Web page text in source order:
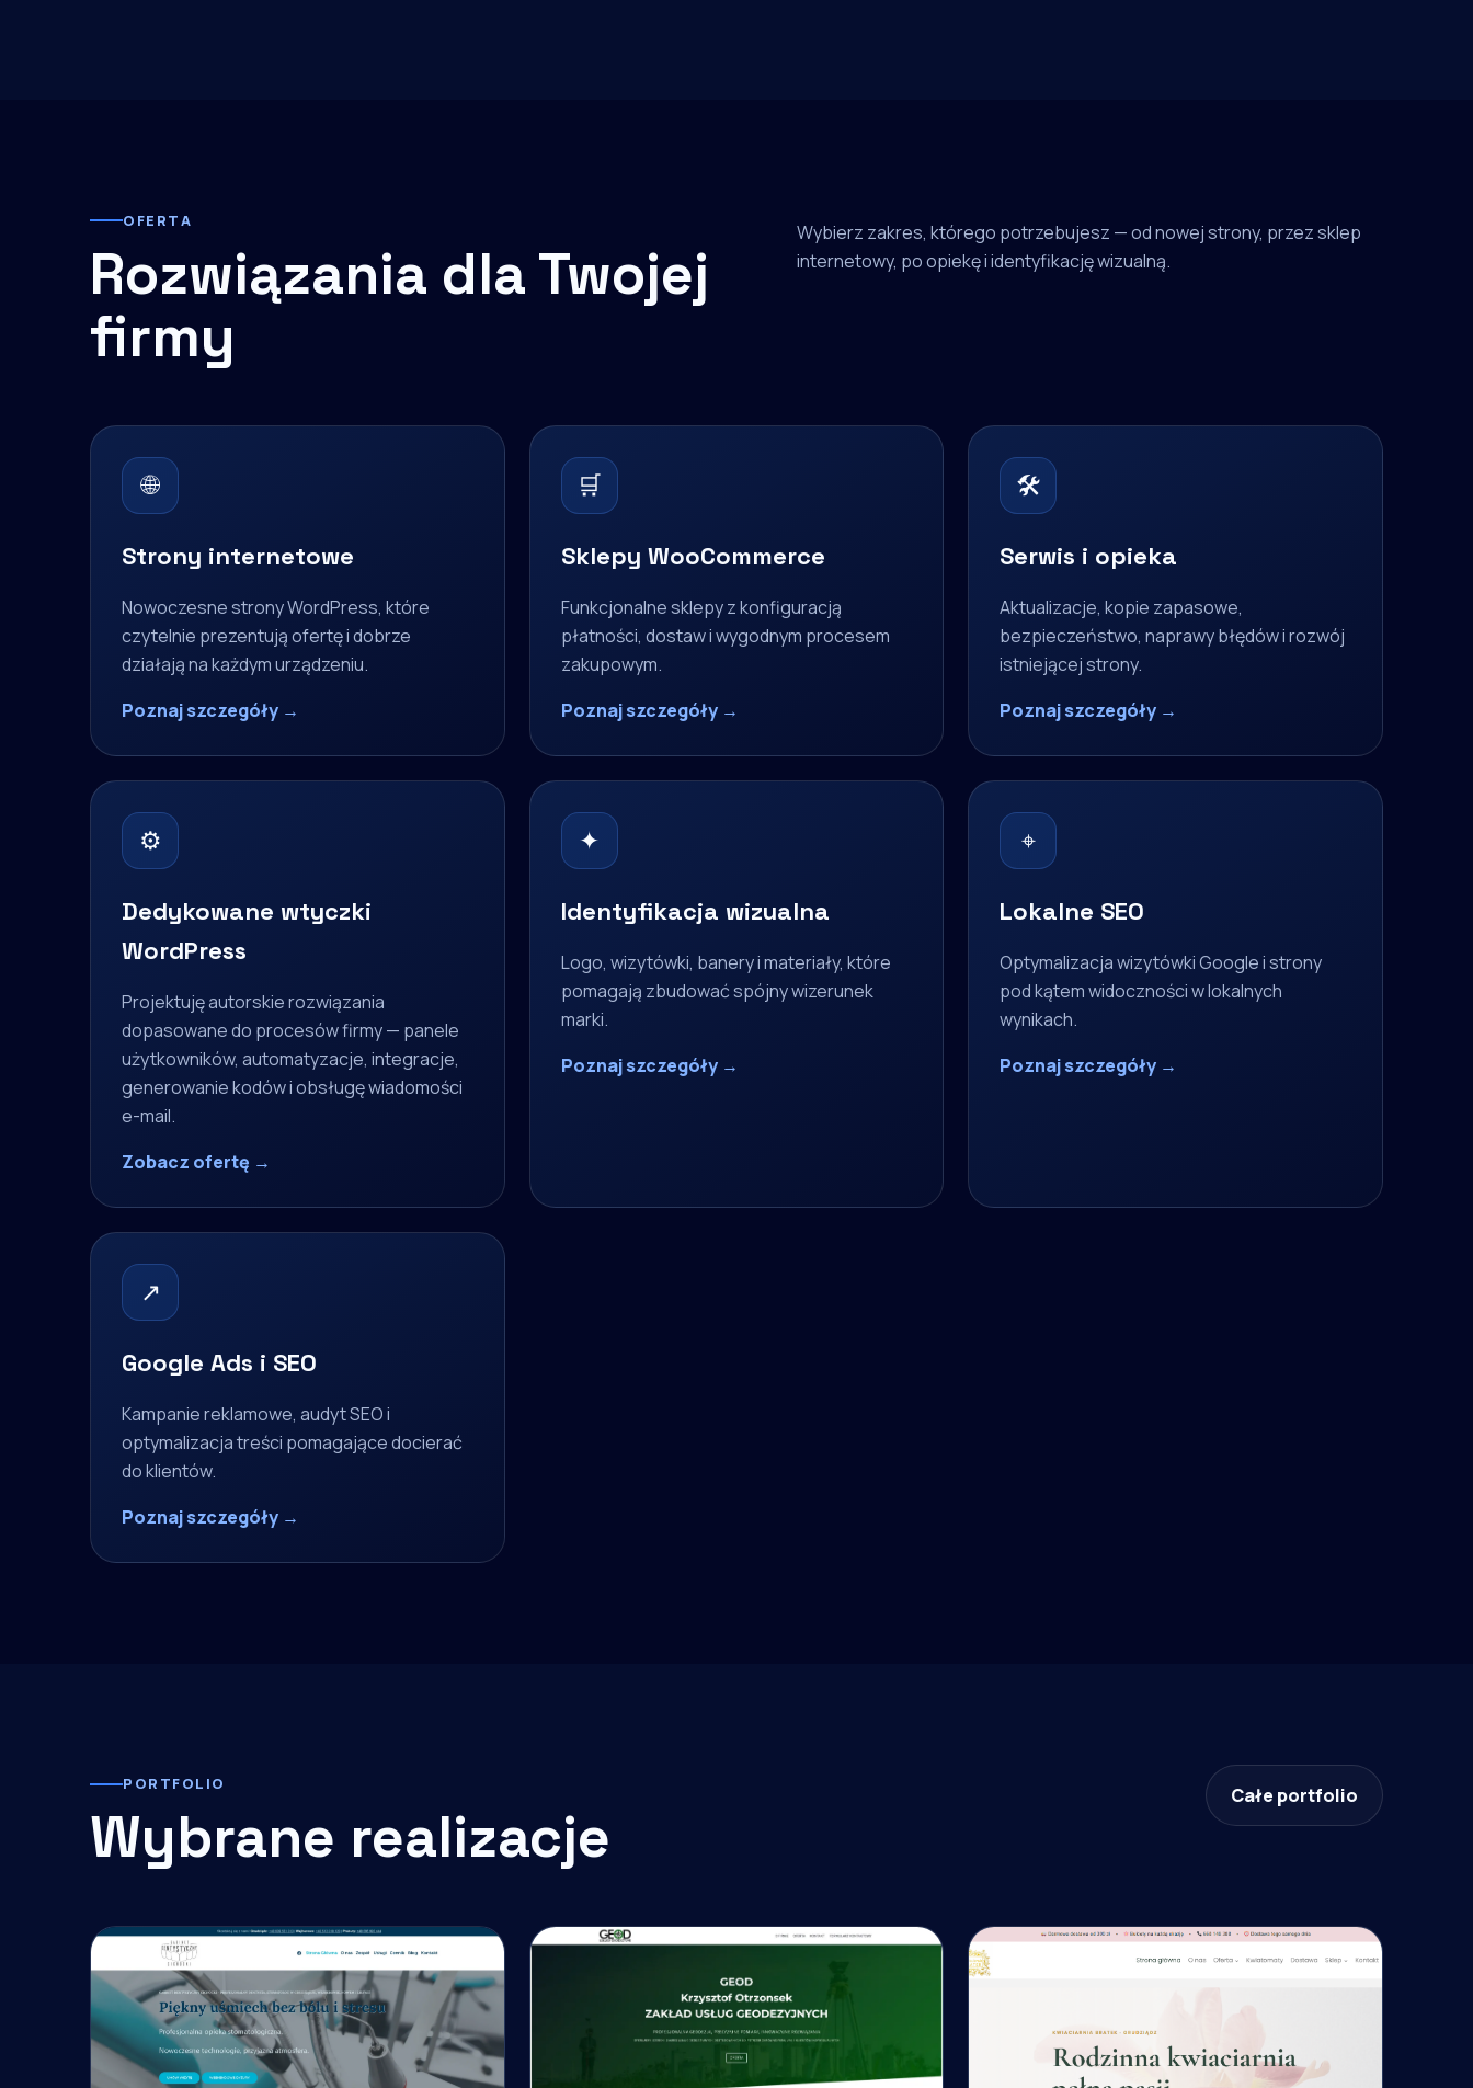
OFERTA
Rozwiązania dla Twojej
firmy
Wybierz zakres, którego potrzebujesz — od nowej strony, przez sklep
internetowy, po opiekę i identyfikację wizualną.
🌐
Strony internetowe
Nowoczesne strony WordPress, które
czytelnie prezentują ofertę i dobrze
działają na każdym urządzeniu.
Poznaj szczegóły →
🛒
Sklepy WooCommerce
Funkcjonalne sklepy z konfiguracją
płatności, dostaw i wygodnym procesem
zakupowym.
Poznaj szczegóły →
🛠
Serwis i opieka
Aktualizacje, kopie zapasowe,
bezpieczeństwo, naprawy błędów i rozwój
istniejącej strony.
Poznaj szczegóły →
⚙
Dedykowane wtyczki
WordPress
Projektuję autorskie rozwiązania
dopasowane do procesów firmy — panele
użytkowników, automatyzacje, integracje,
generowanie kodów i obsługę wiadomości
e-mail.
Zobacz ofertę →
✦
Identyfikacja wizualna
Logo, wizytówki, banery i materiały, które
pomagają zbudować spójny wizerunek
marki.
Poznaj szczegóły →
⌖
Lokalne SEO
Optymalizacja wizytówki Google i strony
pod kątem widoczności w lokalnych
wynikach.
Poznaj szczegóły →
↗
Google Ads i SEO
Kampanie reklamowe, audyt SEO i
optymalizacja treści pomagające docierać
do klientów.
Poznaj szczegóły →
PORTFOLIO
Wybrane realizacje
Całe portfolio